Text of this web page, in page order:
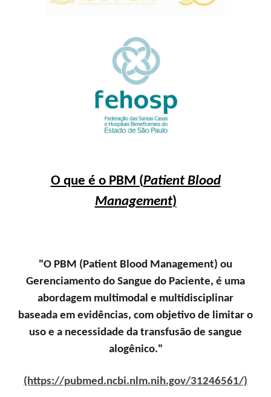
O que é o PBM (Patient Blood
Management)
"O PBM (Patient Blood Management) ou
Gerenciamento do Sangue do Paciente, é uma
abordagem multimodal e multidisciplinar
baseada em evidências, com objetivo de limitar o
uso e a necessidade da transfusão de sangue
alogênico."
(https://pubmed.ncbi.nlm.nih.gov/31246561/)